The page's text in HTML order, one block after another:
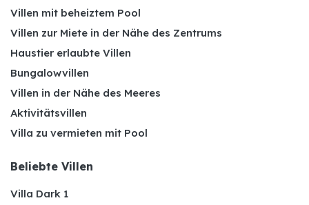
Villen mit beheiztem Pool
Villen zur Miete in der Nähe des Zentrums
Haustier erlaubte Villen
Bungalowvillen
Villen in der Nähe des Meeres
Aktivitätsvillen
Villa zu vermieten mit Pool
Beliebte Villen
Villa Dark 1